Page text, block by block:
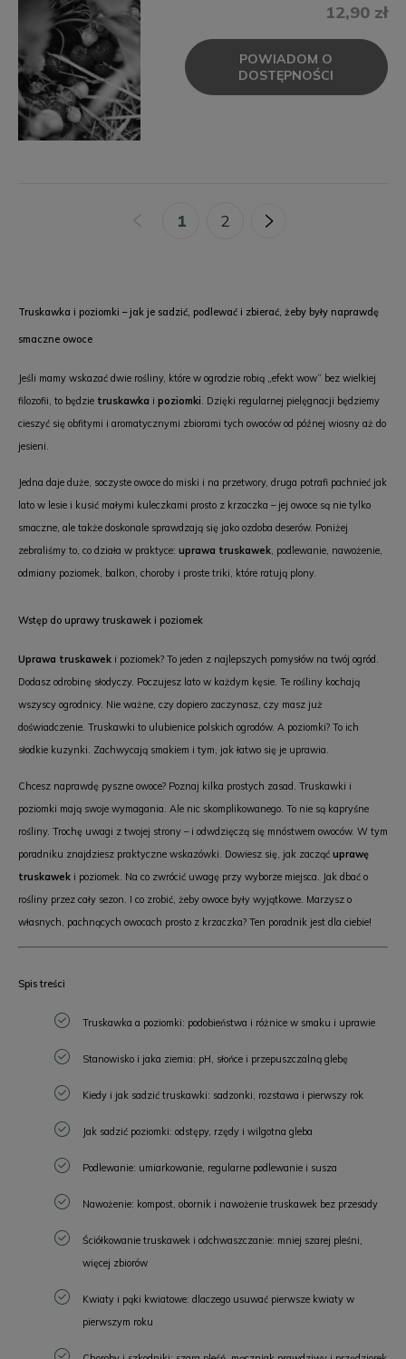
12,90 zł
POWIADOM O
DOSTĘPNOŚCI
« 1 2 »
Truskawka i poziomki – jak je sadzić, podlewać i zbierać, żeby były naprawdę
smaczne owoce
Jeśli mamy wskazać dwie rośliny, które w ogrodzie robią „efekt wow” bez wielkiej
filozofii, to będzie truskawka i poziomki . Dzięki regularnej pielęgnacji będziemy
cieszyć się obfitymi i aromatycznymi zbiorami tych owoców od późnej wiosny aż do
jesieni.
Jedna daje duże, soczyste owoce do miski i na przetwory, druga potrafi pachnieć jak
lato w lesie i kusić małymi kuleczkami prosto z krzaczka – jej owoce są nie tylko
smaczne, ale także doskonale sprawdzają się jako ozdoba deserów. Poniżej
zebraliśmy to, co działa w praktyce: uprawa truskawek , podlewanie, nawożenie,
odmiany poziomek, balkon, choroby i proste triki, które ratują plony.
Wstęp do uprawy truskawek i poziomek
Uprawa truskawek i poziomek? To jeden z najlepszych pomysłów na twój ogród.
Dodasz odrobinę słodyczy. Poczujesz lato w każdym kęsie. Te rośliny kochają
wszyscy ogrodnicy. Nie ważne, czy dopiero zaczynasz, czy masz już
doświadczenie. Truskawki to ulubienice polskich ogrodów. A poziomki? To ich
słodkie kuzynki. Zachwycają smakiem i tym, jak łatwo się je uprawia.
Chcesz naprawdę pyszne owoce? Poznaj kilka prostych zasad. Truskawki i
poziomki mają swoje wymagania. Ale nic skomplikowanego. To nie są kapryśne
rośliny. Trochę uwagi z twojej strony – i odwdzięczą się mnóstwem owoców. W tym
poradniku znajdziesz praktyczne wskazówki. Dowiesz się, jak zacząć uprawę
truskawek i poziomek. Na co zwrócić uwagę przy wyborze miejsca. Jak dbać o
rośliny przez cały sezon. I co zrobić, żeby owoce były wyjątkowe. Marzysz o
własnych, pachnących owocach prosto z krzaczka? Ten poradnik jest dla ciebie!
Spis treści
Truskawka a poziomki: podobieństwa i różnice w smaku i uprawie
Stanowisko i jaka ziemia: pH, słońce i przepuszczalną glebę
Kiedy i jak sadzić truskawki: sadzonki, rozstawa i pierwszy rok
Jak sadzić poziomki: odstępy, rzędy i wilgotna gleba
Podlewanie: umiarkowanie, regularne podlewanie i susza
Nawożenie: kompost, obornik i nawożenie truskawek bez przesady
Ściółkowanie truskawek i odchwaszczanie: mniej szarej pleśni,
więcej zbiorów
Kwiaty i pąki kwiatowe: dlaczego usuwać pierwsze kwiaty w
pierwszym roku